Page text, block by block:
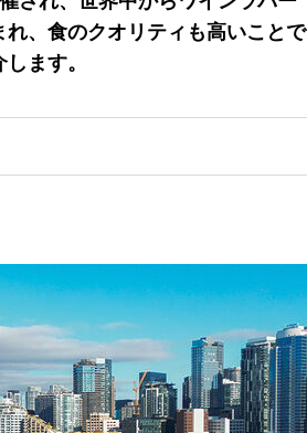
、食のクオリティも高いことで
ます。